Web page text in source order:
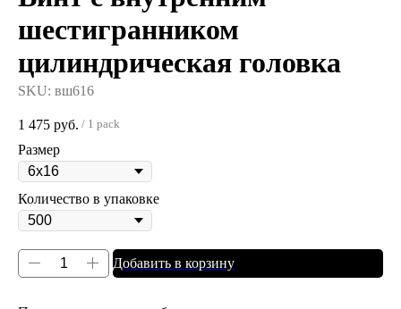
шестигранником
цилиндрическая головка
SKU: вш616
1 475 руб. / 1 pack
Размер
Количество в упаковке
Добавить в корзину